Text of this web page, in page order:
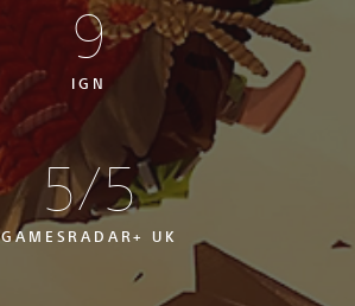
9
IGN
5/5
GAMESRADAR+ UK